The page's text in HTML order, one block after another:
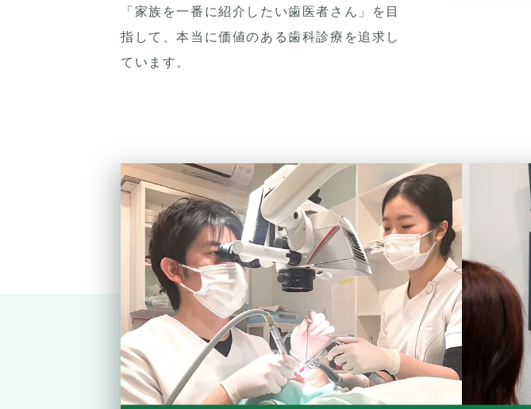
「家族を一番に紹介したい歯医者さん」を目
指して、本当に価値のある歯科診療を追求し
ています。